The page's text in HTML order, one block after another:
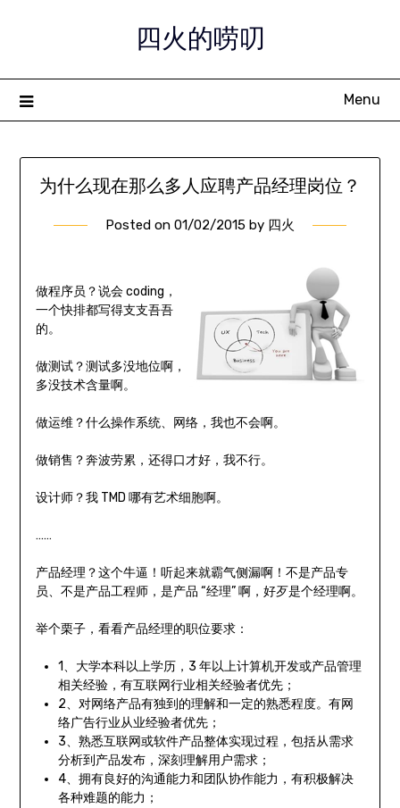
四火的唠叨
Menu
为什么现在那么多人应聘产品经理岗位？
Posted on 01/02/2015 by 四火
做程序员？说会 coding，
一个快排都写得支支吾吾
的。
做测试？测试多没地位啊，
多没技术含量啊。
做运维？什么操作系统、网络，我也不会啊。
做销售？奔波劳累，还得口才好，我不行。
设计师？我 TMD 哪有艺术细胞啊。
……
产品经理？这个牛逼！听起来就霸气侧漏啊！不是产品专
员、不是产品工程师，是产品 “经理” 啊，好歹是个经理啊。
举个栗子，看看产品经理的职位要求：
1、大学本科以上学历，3 年以上计算机开发或产品管理
相关经验，有互联网行业相关经验者优先；
2、对网络产品有独到的理解和一定的熟悉程度。有网
络广告行业从业经验者优先；
3、熟悉互联网或软件产品整体实现过程，包括从需求
分析到产品发布，深刻理解用户需求；
4、拥有良好的沟通能力和团队协作能力，有积极解决
各种难题的能力；